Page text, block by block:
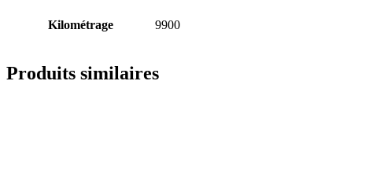
Kilométrage 9900
Produits similaires